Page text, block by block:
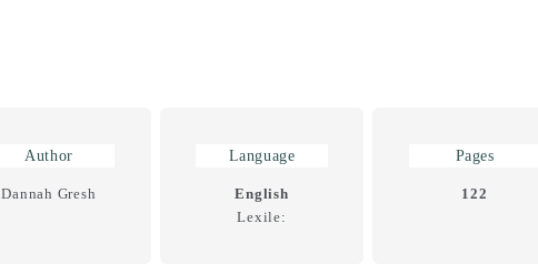
Author
Dannah Gresh
Language
English
Lexile:
Pages
122